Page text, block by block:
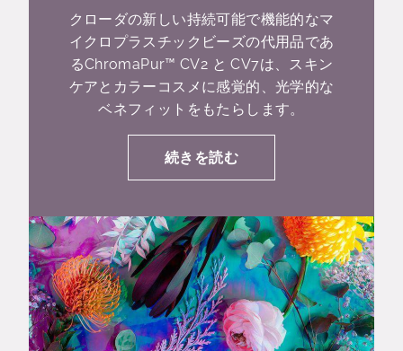
クローダの新しい持続可能で機能的なマ
イクロプラスチックビーズの代用品であ
るChromaPur™ CV2 と CV7は、スキン
ケアとカラーコスメに感覚的、光学的な
ベネフィットをもたらします。
続きを読む